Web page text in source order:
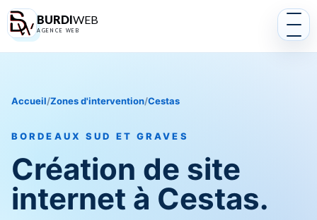
BURDIWEB
AGENCE WEB
Accueil/Zones d'intervention/Cestas
BORDEAUX SUD ET GRAVES
Création de site
internet à Cestas.